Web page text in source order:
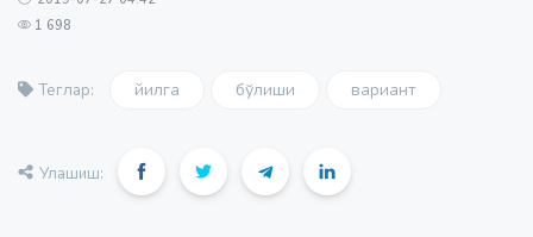
1 698
Теглар: йилга бўлиши вариант
Улашиш: